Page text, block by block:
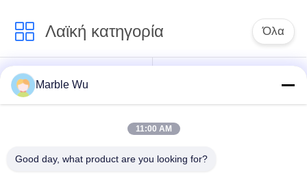
Λαϊκή κατηγορία Όλα
εξοπλισμός
γραμμών μετάδοσης
με σπάγγο τον
μετάδοσης
Marble Wu
11:00 AM
Good day, what product are you looking for?